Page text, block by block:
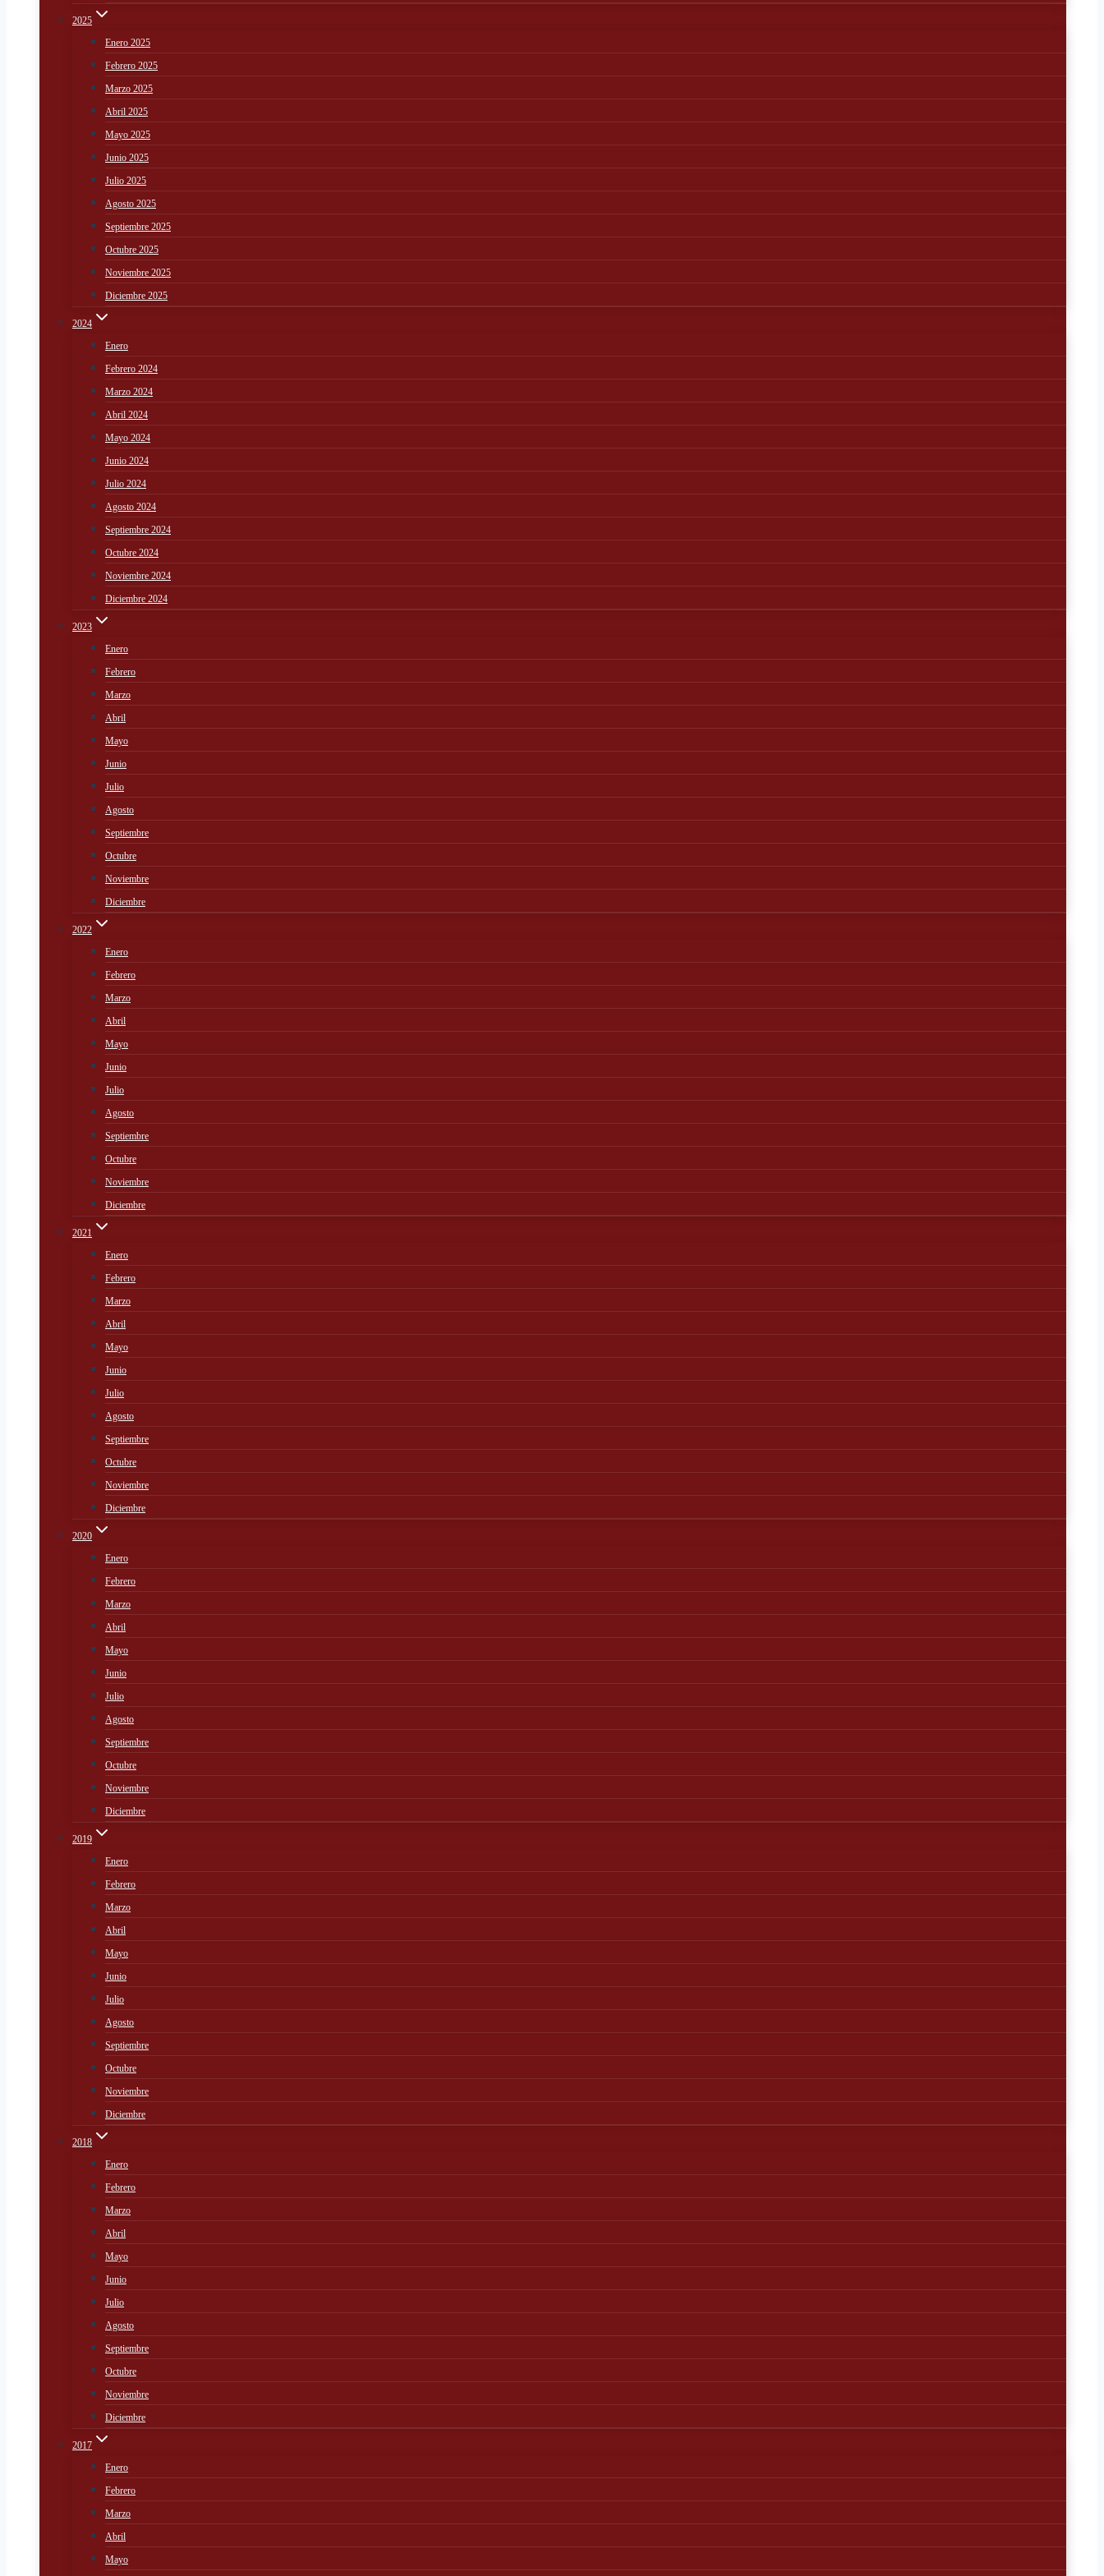
2025
Enero 2025
Febrero 2025
Marzo 2025
Abril 2025
Mayo 2025
Junio 2025
Julio 2025
Agosto 2025
Septiembre 2025
Octubre 2025
Noviembre 2025
Diciembre 2025
2024
Enero
Febrero 2024
Marzo 2024
Abril 2024
Mayo 2024
Junio 2024
Julio 2024
Agosto 2024
Septiembre 2024
Octubre 2024
Noviembre 2024
Diciembre 2024
2023
Enero
Febrero
Marzo
Abril
Mayo
Junio
Julio
Agosto
Septiembre
Octubre
Noviembre
Diciembre
2022
Enero
Febrero
Marzo
Abril
Mayo
Junio
Julio
Agosto
Septiembre
Octubre
Noviembre
Diciembre
2021
Enero
Febrero
Marzo
Abril
Mayo
Junio
Julio
Agosto
Septiembre
Octubre
Noviembre
Diciembre
2020
Enero
Febrero
Marzo
Abril
Mayo
Junio
Julio
Agosto
Septiembre
Octubre
Noviembre
Diciembre
2019
Enero
Febrero
Marzo
Abril
Mayo
Junio
Julio
Agosto
Septiembre
Octubre
Noviembre
Diciembre
2018
Enero
Febrero
Marzo
Abril
Mayo
Junio
Julio
Agosto
Septiembre
Octubre
Noviembre
Diciembre
2017
Enero
Febrero
Marzo
Abril
Mayo